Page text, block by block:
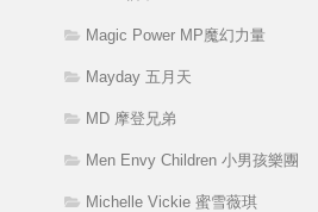
Magic Power MP魔幻力量
Mayday 五月天
MD 摩登兄弟
Men Envy Children 小男孩樂團
Michelle Vickie 蜜雪薇琪